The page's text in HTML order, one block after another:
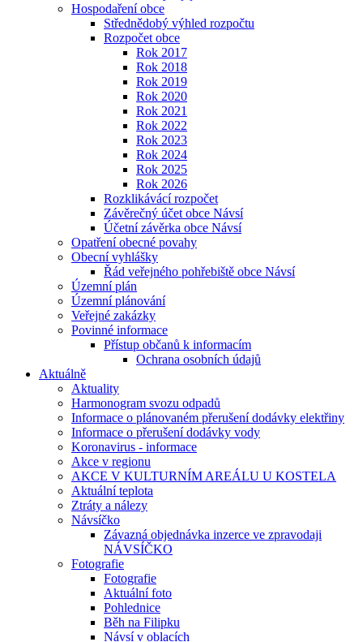
Hospodaření obce
Střednědobý výhled rozpočtu
Rozpočet obce
Rok 2017
Rok 2018
Rok 2019
Rok 2020
Rok 2021
Rok 2022
Rok 2023
Rok 2024
Rok 2025
Rok 2026
Rozklikávácí rozpočet
Závěrečný účet obce Návsí
Účetní závěrka obce Návsí
Opatření obecné povahy
Obecní vyhlášky
Řád veřejného pohřebiště obce Návsí
Územní plán
Územní plánování
Veřejné zakázky
Povinné informace
Přístup občanů k informacím
Ochrana osobních údajů
Aktuálně
Aktuality
Harmonogram svozu odpadů
Informace o plánovaném přerušení dodávky elektřiny
Informace o přerušení dodávky vody
Koronavirus - informace
Akce v regionu
AKCE V KULTURNÍM AREÁLU U KOSTELA
Aktuální teplota
Ztráty a nálezy
Návsíčko
Závazná objednávka inzerce ve zpravodaji
NÁVSÍČKO
Fotografie
Fotografie
Aktuální foto
Pohlednice
Běh na Filipku
Návsí v oblacích